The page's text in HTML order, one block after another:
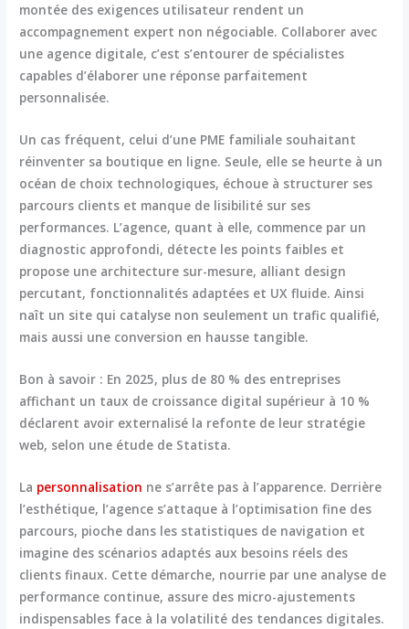
montée des exigences utilisateur rendent un
accompagnement expert non négociable. Collaborer avec
une agence digitale, c’est s’entourer de spécialistes
capables d’élaborer une réponse parfaitement
personnalisée.
Un cas fréquent, celui d’une PME familiale souhaitant
réinventer sa boutique en ligne. Seule, elle se heurte à un
océan de choix technologiques, échoue à structurer ses
parcours clients et manque de lisibilité sur ses
performances. L’agence, quant à elle, commence par un
diagnostic approfondi, détecte les points faibles et
propose une architecture sur-mesure, alliant design
percutant, fonctionnalités adaptées et UX fluide. Ainsi
naît un site qui catalyse non seulement un trafic qualifié,
mais aussi une conversion en hausse tangible.
Bon à savoir : En 2025, plus de 80 % des entreprises
affichant un taux de croissance digital supérieur à 10 %
déclarent avoir externalisé la refonte de leur stratégie
web, selon une étude de Statista.
La personnalisation ne s’arrête pas à l’apparence. Derrière
l’esthétique, l’agence s’attaque à l’optimisation fine des
parcours, pioche dans les statistiques de navigation et
imagine des scénarios adaptés aux besoins réels des
clients finaux. Cette démarche, nourrie par une analyse de
performance continue, assure des micro-ajustements
indispensables face à la volatilité des tendances digitales.